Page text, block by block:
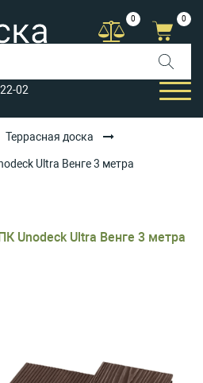
02
0 0
Террасная доска
Ultra Венге 3 метра
Unodeck Ultra Венге 3 метра